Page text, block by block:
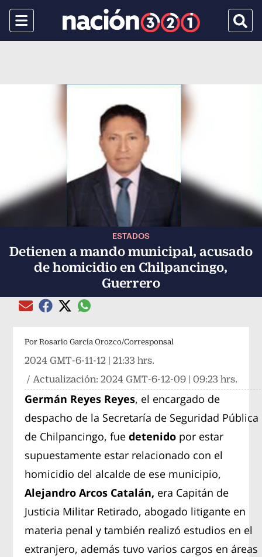
Menu
ESTADOS
Detienen a mando municipal, acusado
de homicidio en Chilpancingo,
Guerrero
Compartir el artículo actual mediante Email
Compartir el artículo actual mediante Facebook
Compartir el artículo actual mediante Twitter
Compartir el artículo actual mediante
Por Rosario García Orozco/Corresponsal
2024 GMT-6-11-12 | 21:33 hrs.
/ Actualización:2024 GMT-6-12-09 | 09:23 hrs.
Germán Reyes Reyes, el encargado de
despacho de la Secretaría de Seguridad Pública
de Chilpancingo, fuedetenido por estar
supuestamente estar relacionado con el
homicidio del alcalde de ese municipio,
Alejandro Arcos Catalán, era Capitán de
Justicia Militar Retirado, abogado litigante en
materia penal y también realizó estudios en el
extranjero, además tuvo varios cargos en áreas